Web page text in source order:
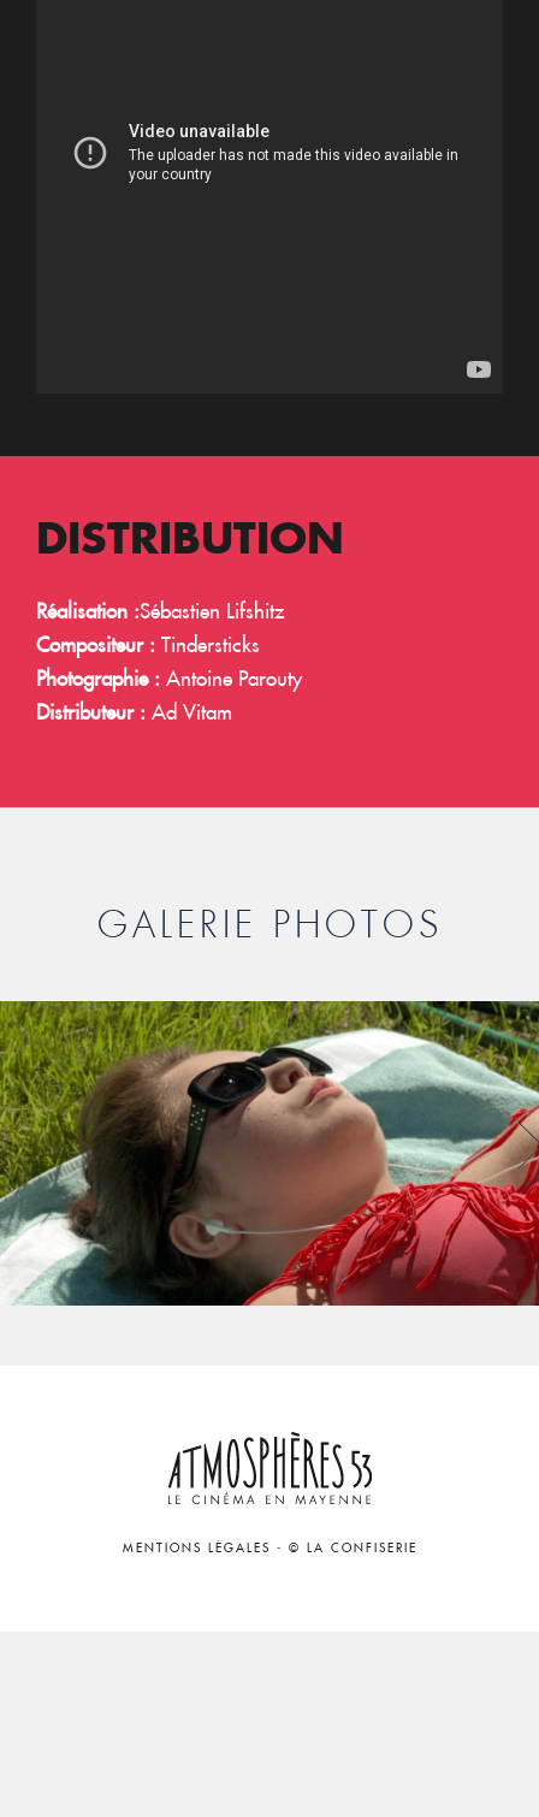
DISTRIBUTION
Réalisation :Sébastien Lifshitz
Compositeur : Tindersticks
Photographie : Antoine Parouty
Distributeur : Ad Vitam
GALERIE PHOTOS
MENTIONS LÉGALES - © LA CONFISERIE